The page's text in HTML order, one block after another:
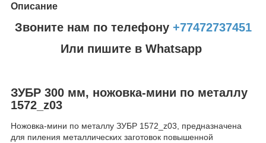
Описание
Звоните нам по телефону +77472737451
Или пишите в Whatsapp
ЗУБР 300 мм, ножовка-мини по металлу
1572_z03
Ножовка-мини по металлу ЗУБР 1572_z03, предназначена
для пиления металлических заготовок повышенной